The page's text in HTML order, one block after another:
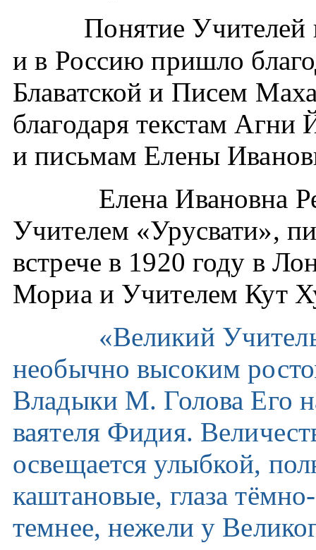
Понятие Учителей
и в Россию пришло
Блаватской и Писем
благодаря текстам
и письмам Елены
Елена Ивановна
Учителем «Урусвати»,
встрече в 1920 году в
Мориа и Учителем Кут
«Великий
необычно высоким
Владыки М. Голова Его
ваятеля Фидия.
освещается улыбкой,
каштановые, глаза
темнее, нежели у